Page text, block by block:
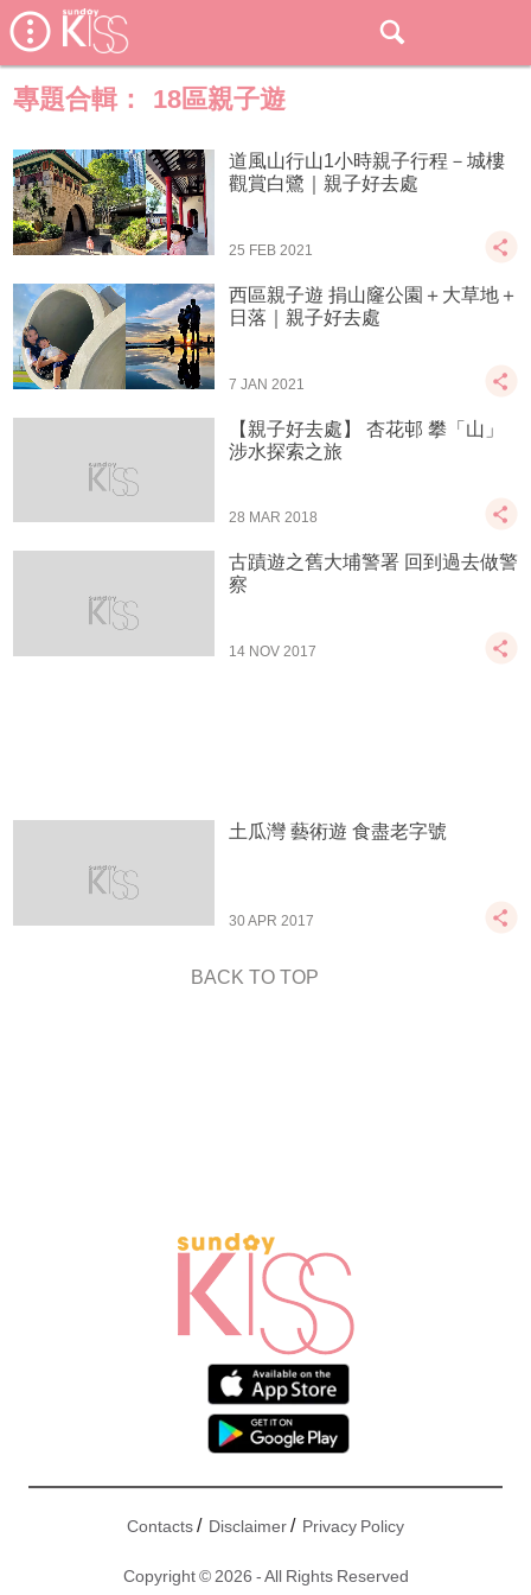
專題合輯： 18區親子遊
道風山行山1小時親子行程－城樓
觀賞白鷺｜親子好去處
25 FEB 2021
西區親子遊 捐山窿公園＋大草地＋
日落｜親子好去處
7 JAN 2021
【親子好去處】 杏花邨 攀「山」
涉水探索之旅
28 MAR 2018
古蹟遊之舊大埔警署 回到過去做警
察
14 NOV 2017
土瓜灣 藝術遊 食盡老字號
30 APR 2017
BACK TO TOP
Contacts/ Disclaimer/ Privacy Policy
Copyright © 2026 - All Rights Reserved